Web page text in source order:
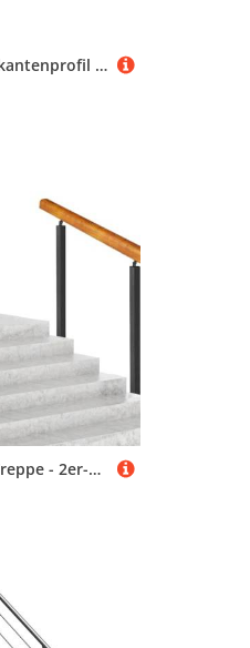
KUKIXKK Treppenkantenprofil selbstklebend aus Gummi, PVC Winkelprofil Treppenstufen, rutschfest, Selbstklebender Kantenschutz, für Innen- und Außentreppen, Breite: 3x7cm(Rosso,3.2m/10.50ft)
Massivholz il für Treppe - 2er-Pack schwarz verzinkte Schmiedeeiserne Pfosten Anti-Rutsch-Haltegriff für Innen- und Außentreppen 85 cm Höhe ideale Unterstützung für Sicherheit und Stil